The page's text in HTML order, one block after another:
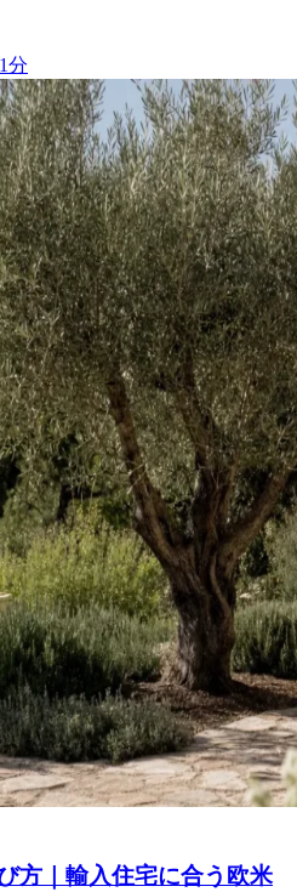
分
方｜輸入住宅に合う欧米